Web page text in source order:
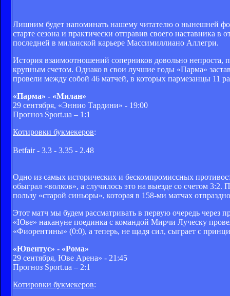
Лишним будет напоминать нашему читателю о нынешней
старте сезона и практически отправив своего наставника
последней в миланской карьере Массимиллиано Аллегри.
История взаимоотношений соперников довольно непроста,
крупным счетом. Однако в свои лучшие годы «Парма»
провели между собой 46 матчей, в которых пармезанцы 11
«Парма» - «Милан»
29 сентября, «Эннио Тардини» - 19:00
Прогноз Sport.ua – 1:1
Котировки букмекеров:
Betfair - 3.3 - 3.35 - 2.48
Одно из самых исторических и бескомпромиссных
обыграл «волков», а случилось это на выезде со счетом
пользу «старой синьоры», которая в 158-ми матчах
Этот матч мы будем рассматривать в первую очередь
«Юве» накануне поединка с командой Мирчи Луческу
«Фиорентины» (0:0), а теперь, не щадя сил, сыграет с
«Ювентус» - «Рома»
29 сентября, Юве Арена» - 21:45
Прогноз Sport.ua – 2:1
Котировки букмекеров: